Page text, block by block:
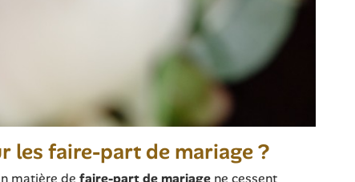
les faire-part de mariage ?
matière de faire-part de mariage ne cessent